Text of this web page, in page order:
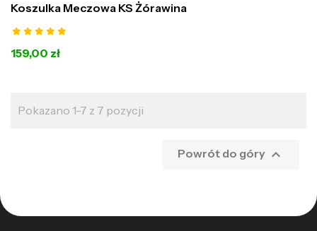
Koszulka Meczowa KS Żórawina
159,00 zł
Pokazano 1-7 z 7 pozycji
Powrót do góry 